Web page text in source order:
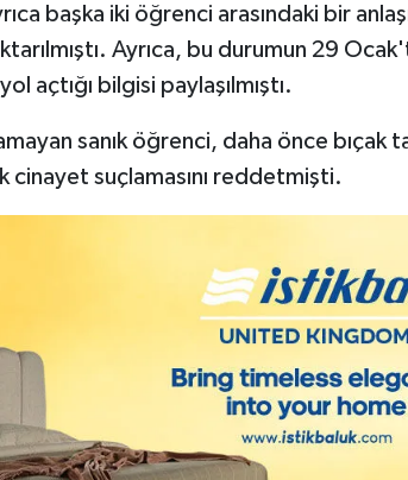
başka iki öğrenci arasındaki bir
Ayrıca, bu durumun 29
açtığı bilgisi paylaşılmıştı.
sanık öğrenci, daha önce bıçak
cinayet suçlamasını reddetmişti.